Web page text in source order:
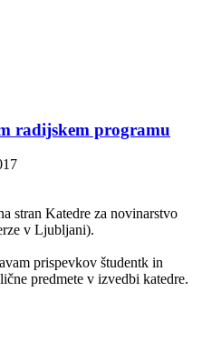
radijskem programu
stran Katedre za novinarstvo
v Ljubljani).
prispevkov študentk in
predmete v izvedbi katedre.